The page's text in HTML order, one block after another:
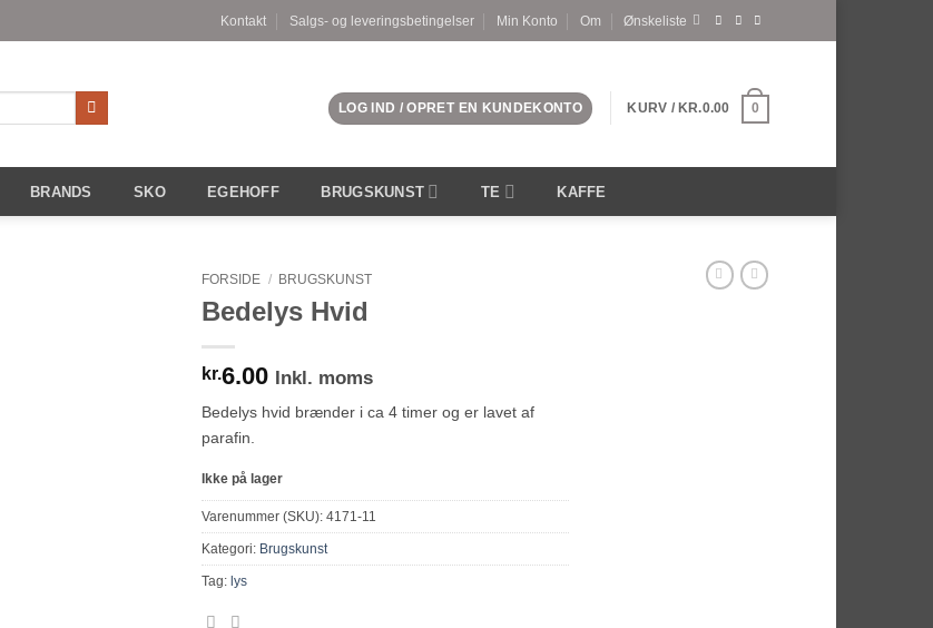
Kontakt Salgs- og leveringsbetingelser Min Konto Om Ønskeliste
LOG IND / OPRET EN KUNDEKONTO KURV / KR.0.00 0
BRANDS SKO EGEHOFF BRUGSKUNST TE KAFFE
FORSIDE / BRUGSKUNST
Bedelys Hvid
kr.6.00 Inkl. moms
Bedelys hvid brænder i ca 4 timer og er lavet af
parafin.
Ikke på lager
Varenummer (SKU): 4171-11
Kategori: Brugskunst
Tag: lys